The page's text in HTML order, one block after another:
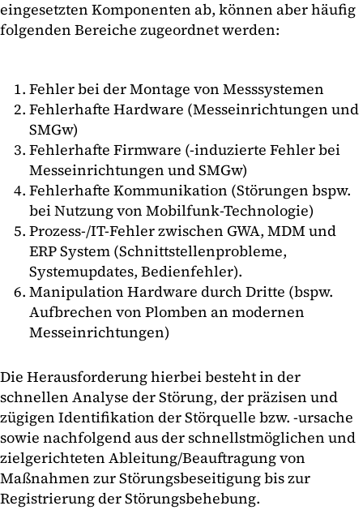
eingesetzten Komponenten ab, können aber häufig
folgenden Bereiche zugeordnet werden:
Fehler bei der Montage von Messsystemen
Fehlerhafte Hardware (Messeinrichtungen und
SMGw)
Fehlerhafte Firmware (-induzierte Fehler bei
Messeinrichtungen und SMGw)
Fehlerhafte Kommunikation (Störungen bspw.
bei Nutzung von Mobilfunk-Technologie)
Prozess-/IT-Fehler zwischen GWA, MDM und
ERP System (Schnittstellenprobleme,
Systemupdates, Bedienfehler).
Manipulation Hardware durch Dritte (bspw.
Aufbrechen von Plomben an modernen
Messeinrichtungen)
Die Herausforderung hierbei besteht in der
schnellen Analyse der Störung, der präzisen und
zügigen Identifikation der Störquelle bzw. -ursache
sowie nachfolgend aus der schnellstmöglichen und
zielgerichteten Ableitung/Beauftragung von
Maßnahmen zur Störungsbeseitigung bis zur
Registrierung der Störungsbehebung.